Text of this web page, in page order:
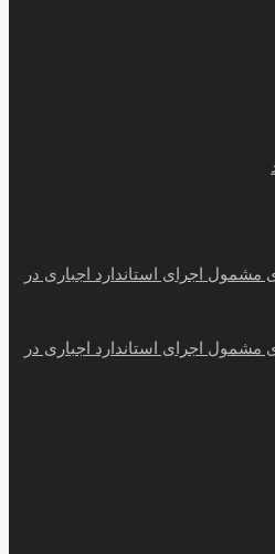
استاندارد اجباری در
استاندارد اجباری در